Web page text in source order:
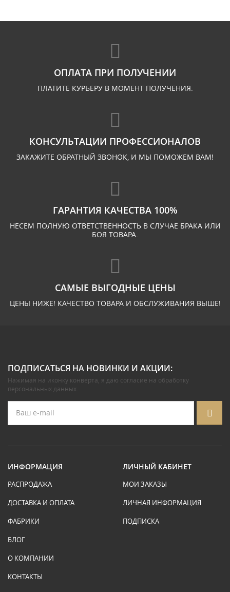
ОПЛАТА ПРИ ПОЛУЧЕНИИ
ПЛАТИТЕ КУРЬЕРУ В МОМЕНТ ПОЛУЧЕНИЯ.
КОНСУЛЬТАЦИИ ПРОФЕССИОНАЛОВ
ЗАКАЖИТЕ ОБРАТНЫЙ ЗВОНОК, И МЫ ПОМОЖЕМ ВАМ!
ГАРАНТИЯ КАЧЕСТВА 100%
НЕСЕМ ПОЛНУЮ ОТВЕТСТВЕННОСТЬ В СЛУЧАЕ БРАКА ИЛИ
БОЯ ТОВАРА.
САМЫЕ ВЫГОДНЫЕ ЦЕНЫ
ЦЕНЫ НИЖЕ! КАЧЕСТВО ТОВАРА И ОБСЛУЖИВАНИЯ ВЫШЕ!
ПОДПИСАТЬСЯ НА НОВИНКИ И АКЦИИ:
Нажимая на иконку конверта, я даю согласие на обработку
персональных данных.
ИНФОРМАЦИЯ
РАСПРОДАЖА
ДОСТАВКА И ОПЛАТА
ФАБРИКИ
БЛОГ
О КОМПАНИИ
КОНТАКТЫ
ЛИЧНЫЙ КАБИНЕТ
МОИ ЗАКАЗЫ
ЛИЧНАЯ ИНФОРМАЦИЯ
ПОДПИСКА